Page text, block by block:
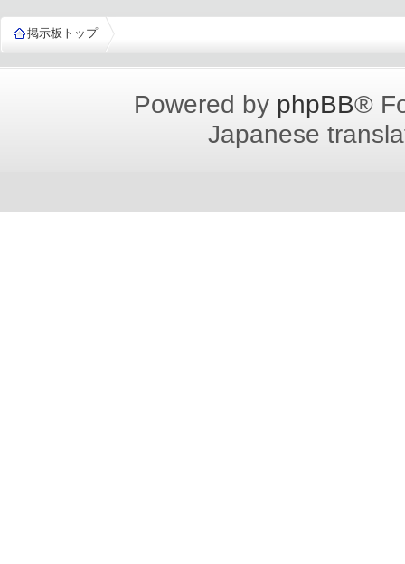
掲示板トップ
Powered by phpBB®
Japanese